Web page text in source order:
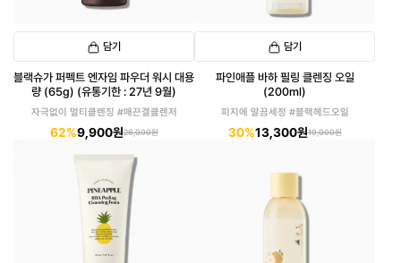
담기
블랙슈가 퍼펙트 엔자임 파우더 워시 대용
량 (65g) (유통기한 : 27년 9월)
자극없이 멀티클렌징 #매끈결클렌저
62%9,900원26,000원
담기
파인애플 바하 필링 클렌징 오일
(200ml)
피지에 말끔세정 #블랙헤드오일
30%13,300원19,000원